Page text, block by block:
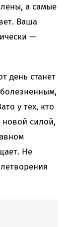
а самые
Ваша
—
день станет
у тех, кто
новой силой,
Не